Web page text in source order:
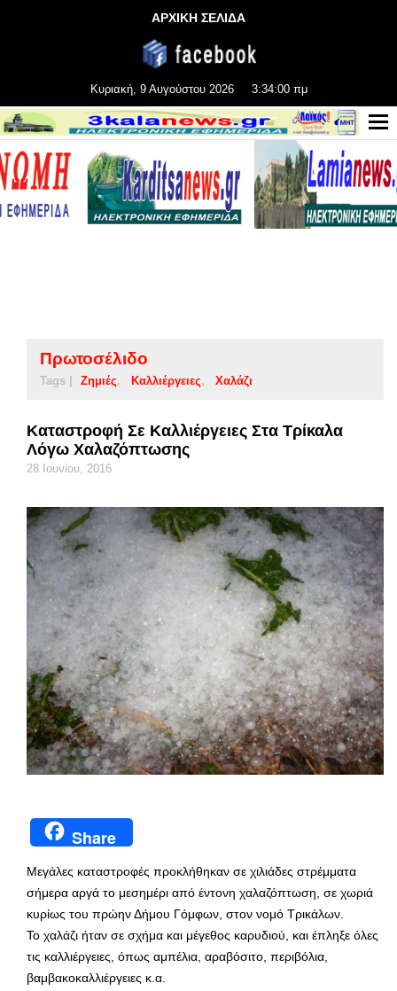
ΑΡΧΙΚΗ ΣΕΛΙΔΑ
Κυριακή, 9 Αυγούστου 2026 3:34:01 πμ
Πρωτοσέλιδο
Tags | Ζημιές Καλλιέργειες Χαλάζι
Καταστροφή Σε Καλλιέργειες Στα Τρίκαλα
Λόγω Χαλαζόπτωσης
28 Ιουνίου, 2016
Share
Μεγάλες καταστροφές προκλήθηκαν σε χιλιάδες στρέμματα
σήμερα αργά το μεσημέρι από έντονη χαλαζόπτωση, σε χωριά
κυρίως του πρώην Δήμου Γόμφων, στον νομό Τρικάλων.
Το χαλάζι ήταν σε σχήμα και μέγεθος καρυδιού, και έπληξε όλες
τις καλλιέργειες, όπως αμπέλια, αραβόσιτο, περιβόλια,
βαμβακοκαλλιέργειες κ.α.